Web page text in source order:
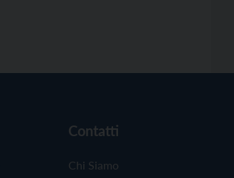
Contatti
Chi Siamo